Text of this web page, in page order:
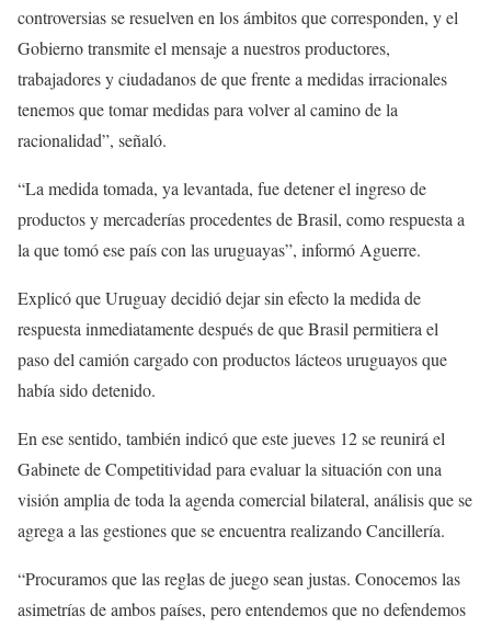
controversias se resuelven en los ámbitos que corresponden, y el
Gobierno transmite el mensaje a nuestros productores,
trabajadores y ciudadanos de que frente a medidas irracionales
tenemos que tomar medidas para volver al camino de la
racionalidad”, señaló.
“La medida tomada, ya levantada, fue detener el ingreso de
productos y mercaderías procedentes de Brasil, como respuesta a
la que tomó ese país con las uruguayas”, informó Aguerre.
Explicó que Uruguay decidió dejar sin efecto la medida de
respuesta inmediatamente después de que Brasil permitiera el
paso del camión cargado con productos lácteos uruguayos que
había sido detenido.
En ese sentido, también indicó que este jueves 12 se reunirá el
Gabinete de Competitividad para evaluar la situación con una
visión amplia de toda la agenda comercial bilateral, análisis que se
agrega a las gestiones que se encuentra realizando Cancillería.
“Procuramos que las reglas de juego sean justas. Conocemos las
asimetrías de ambos países, pero entendemos que no defendemos